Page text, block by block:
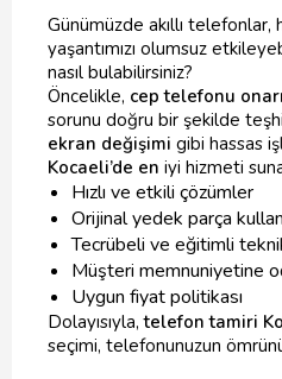
Günümüzde akıllı telefonlar,
yaşantımızı olumsuz
nasıl bulabilirsiniz?
Öncelikle, cep telefonu
sorunu doğru bir şekilde
ekran değişimi gibi hassas
Kocaeli’de en iyi hizmeti
Hızlı ve etkili çözümler
Orijinal yedek parça
Tecrübeli ve eğitimli
Müşteri memnuniyetine
Uygun fiyat politikası
Dolayısıyla,telefon tamiri
seçimi, telefonunuzun